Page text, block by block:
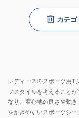
カテ
レディースのスポーツ用T
フスタイルを考えること
なり、着心地の良さや動
をかきやすいスポーツシ